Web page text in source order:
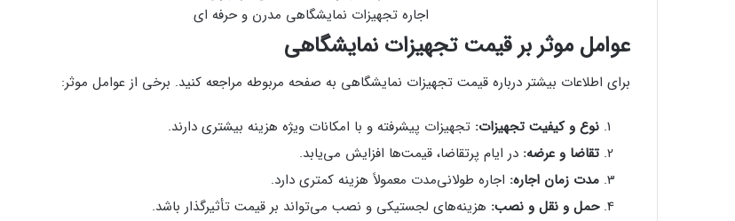
اجاره تجهیزات نمایشگاهی مدرن و حرفه ای
عوامل موثر بر قیمت تجهیزات نمایشگاهی
برای اطلاعات بیشتر درباره قیمت تجهیزات نمایشگاهی به صفحه مربوطه مراجعه کنید. برخی از عوامل موثر:
نوع و کیفیت تجهیزات: تجهیزات پیشرفته و با امکانات ویژه هزینه بیشتری دارند.
تقاضا و عرضه: در ایام پرتقاضا، قیمت‌ها افزایش می‌یابد.
مدت زمان اجاره: اجاره طولانی‌مدت معمولاً هزینه کمتری دارد.
حمل و نقل و نصب: هزینه‌های لجستیکی و نصب می‌تواند بر قیمت تأثیرگذار باشد.